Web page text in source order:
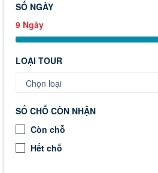
SỐ NGÀY
9 Ngày
LOẠI TOUR
SỐ CHỖ CÒN NHẬN
Còn chỗ
Hết chỗ